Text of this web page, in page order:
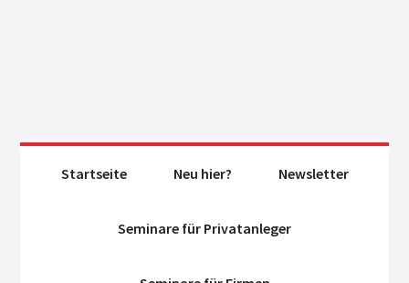
Startseite Neu hier? Newsletter
Seminare für Privatanleger